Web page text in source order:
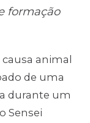
formação
animal
de uma
durante um
Sensei